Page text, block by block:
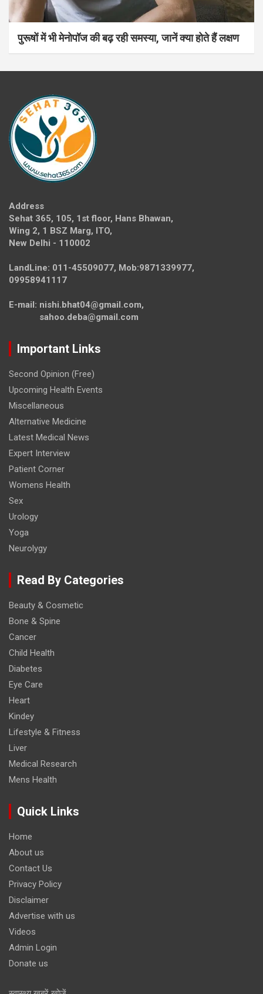
पुरूषों में भी मेनोपॉज की बढ़ रही समस्या, जानें क्या होते हैं लक्षण
Address
Sehat 365, 105, 1st floor, Hans Bhawan,
Wing 2, 1 BSZ Marg, ITO,
New Delhi - 110002
LandLine: 011-45509077, Mob:9871339977,
09958941117
E-mail: nishi.bhat04@gmail.com,
sahoo.deba@gmail.com
Important Links
Second Opinion (Free)
Upcoming Health Events
Miscellaneous
Alternative Medicine
Latest Medical News
Expert Interview
Patient Corner
Womens Health
Sex
Urology
Yoga
Neurolygy
Read By Categories
Beauty & Cosmetic
Bone & Spine
Cancer
Child Health
Diabetes
Eye Care
Heart
Kindey
Lifestyle & Fitness
Liver
Medical Research
Mens Health
Quick Links
Home
About us
Contact Us
Privacy Policy
Disclaimer
Advertise with us
Videos
Admin Login
Donate us